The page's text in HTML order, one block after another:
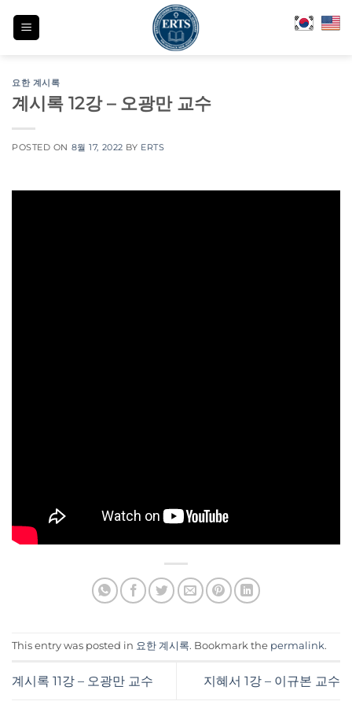
요한 계시록
계시록 12강 – 오광만 교수
POSTED ON 8월 17, 2022 BY ERTS
This entry was posted in 요한 계시록. Bookmark the permalink.
계시록 11강 – 오광만 교수 지혜서 1강 – 이규본 교수